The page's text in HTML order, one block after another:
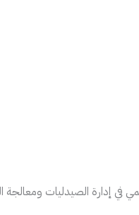
في إدارة الصيدليات